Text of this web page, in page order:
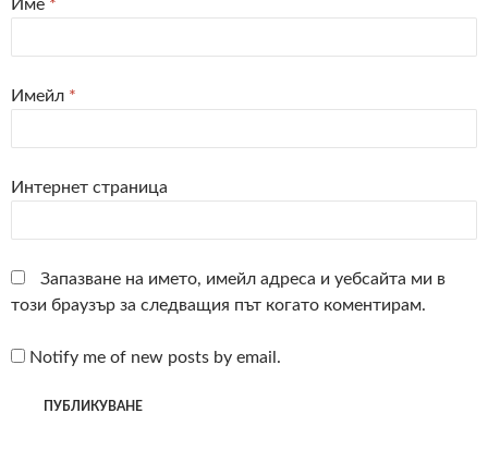
Име *
Имейл *
Интернет страница
Запазване на името, имейл адреса и уебсайта ми в
този браузър за следващия път когато коментирам.
Notify me of new posts by email.